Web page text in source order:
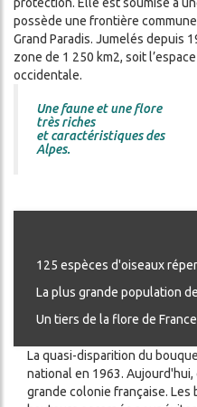
protection. Elle est soumise à
possède une frontière
Grand Paradis. Jumelés depuis
zone de 1 250 km2, soit
occidentale.
Une faune et une flore
très riches
et caractéristiques des
Alpes.
125 espèces d'oiseaux
La plus grande population
Un tiers de la flore de
La quasi-disparition du
national en 1963.
grande colonie française.